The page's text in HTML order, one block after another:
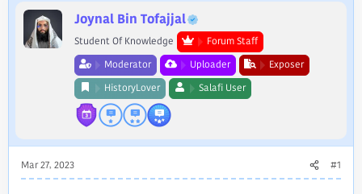
Joynal Bin Tofajjal
Student Of Knowledge
Forum Staff
Moderator
Uploader
Exposer
HistoryLover
Salafi User
Mar 27, 2023 #1